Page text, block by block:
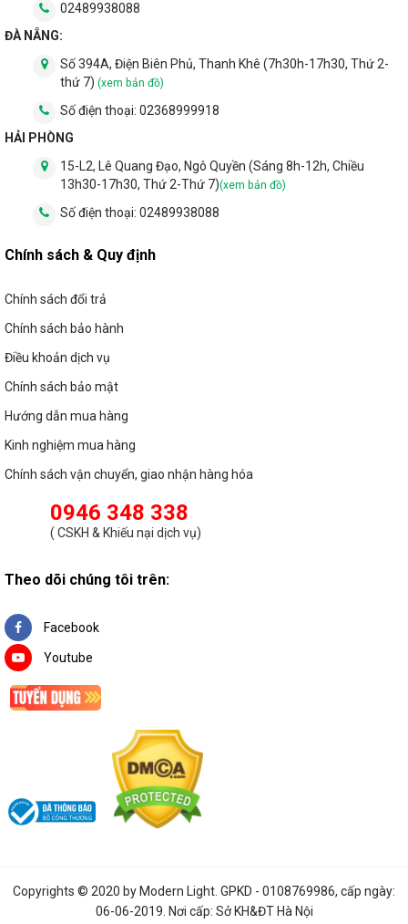
02489938088
ĐÀ NẴNG:
Số 394A, Điện Biên Phủ, Thanh Khê (7h30h-17h30, Thứ 2-
thứ 7) (xem bản đồ)
Số điện thoại: 02368999918
HẢI PHÒNG
15-L2, Lê Quang Đạo, Ngô Quyền (Sáng 8h-12h, Chiều
13h30-17h30, Thứ 2-Thứ 7)(xem bản đồ)
Số điện thoại: 02489938088
Chính sách & Quy định
Chính sách đổi trả
Chính sách bảo hành
Điều khoản dịch vụ
Chính sách bảo mật
Hướng dẫn mua hàng
Kinh nghiệm mua hàng
Chính sách vận chuyển, giao nhận hàng hóa
0946 348 338
( CSKH & Khiếu nại dịch vụ)
Theo dõi chúng tôi trên:
Facebook
Youtube
Copyrights © 2020 by Modern Light . GPKD - 0108769986, cấp ngày:
06-06-2019. Nơi cấp: Sở KH&ĐT Hà Nội